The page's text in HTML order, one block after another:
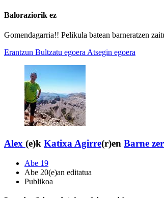
Baloraziorik ez
Gomendagarria!! Pelikula batean barneratzen
Erantzun Bultzatu egoera Atsegin egoera
Alex (e)k Katixa Agirre(r)en Barne
Abe 19
Abe 20(e)an editatua
Publikoa